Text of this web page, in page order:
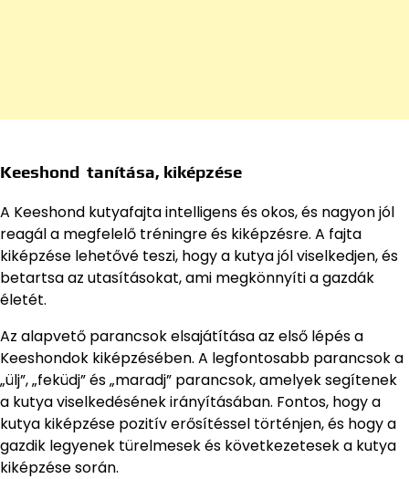
Keeshond tanítása, kiképzése
A Keeshond kutyafajta intelligens és okos, és nagyon jól
reagál a megfelelő tréningre és kiképzésre. A fajta
kiképzése lehetővé teszi, hogy a kutya jól viselkedjen, és
betartsa az utasításokat, ami megkönnyíti a gazdák
életét.
Az alapvető parancsok elsajátítása az első lépés a
Keeshondok kiképzésében. A legfontosabb parancsok a
„ülj”, „feküdj” és „maradj” parancsok, amelyek segítenek
a kutya viselkedésének irányításában. Fontos, hogy a
kutya kiképzése pozitív erősítéssel történjen, és hogy a
gazdik legyenek türelmesek és következetesek a kutya
kiképzése során.